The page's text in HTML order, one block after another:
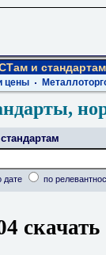
и стандартам
цены
дате по
скачать